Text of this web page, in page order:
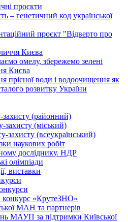
проєкти
– генетичний код української
проєкт "Відверто про
Києва
омелу, збережемо зелені
Києва
прісної води і водоочищення як
розвитку України
захисту (районний)
захисту (міський)
захисту (всеукраїнський)
наукових робіт
досліднику. НДР
олімпіади
виставки
конкурс «КрутеЗНО»
МАН та партнерів
МАУП за підтримки Київської